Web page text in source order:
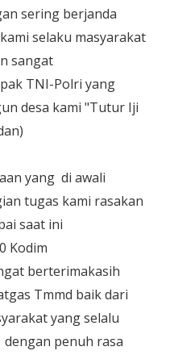
sering berjanda
selaku masyarakat
sangat
TNI-Polri yang
desa kami "Tutur Iji
yang di awali
tugas kami rasakan
saat ini
Kodim
berterimakasih
Tmmd baik dari
yang selalu
penuh rasa